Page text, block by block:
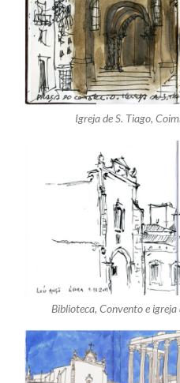
Igreja de S. Tiago,
Biblioteca, Convento e